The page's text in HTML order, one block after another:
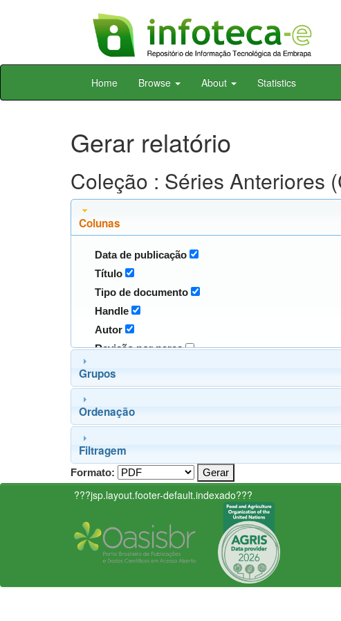
Skip
Home Browse About Statistics
Gerar relatório
Coleção : Séries Anteriores
Colunas
Data de publicação
Título
Tipo de documento
Handle
Autor
Revisão por pares
Grupos
Ordenação
Filtragem
Formato:
???jsp.layout.footer-default.indexado???